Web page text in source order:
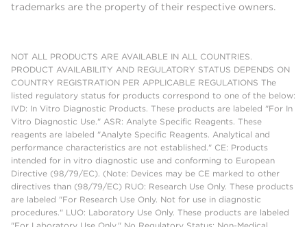
trademarks are the property of their respective owners.
NOT ALL PRODUCTS ARE AVAILABLE IN ALL COUNTRIES.
PRODUCT AVAILABILITY AND REGULATORY STATUS DEPENDS ON
COUNTRY REGISTRATION PER APPLICABLE REGULATIONS The
listed regulatory status for products correspond to one of the below:
IVD: In Vitro Diagnostic Products. These products are labeled "For In
Vitro Diagnostic Use." ASR: Analyte Specific Reagents. These
reagents are labeled "Analyte Specific Reagents. Analytical and
performance characteristics are not established." CE: Products
intended for in vitro diagnostic use and conforming to European
Directive (98/79/EC). (Note: Devices may be CE marked to other
directives than (98/79/EC) RUO: Research Use Only. These products
are labeled "For Research Use Only. Not for use in diagnostic
procedures." LUO: Laboratory Use Only. These products are labeled